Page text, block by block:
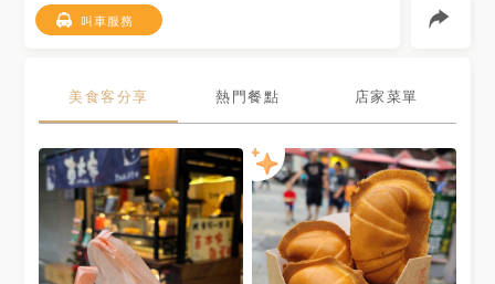
叫車服務
美食客分享 熱門餐點 店家菜單